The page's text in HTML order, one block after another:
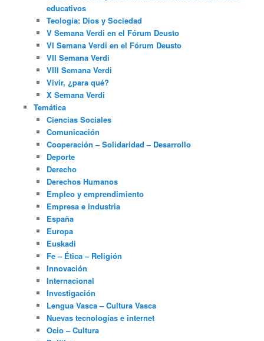
educativos
Teología: Dios y Sociedad
V Semana Verdi en el Fórum Deusto
VI Semana Verdi en el Fórum Deusto
VII Semana Verdi
VIII Semana Verdi
Vivir, ¿para qué?
X Semana Verdi
Temática
Ciencias Sociales
Comunicación
Cooperación – Solidaridad – Desarrollo
Deporte
Derecho
Derechos Humanos
Empleo y emprendimiento
Empresa e industria
España
Europa
Euskadi
Fe – Ética – Religión
Innovación
Internacional
Investigación
Lengua Vasca – Cultura Vasca
Nuevas tecnologías e internet
Ocio – Cultura